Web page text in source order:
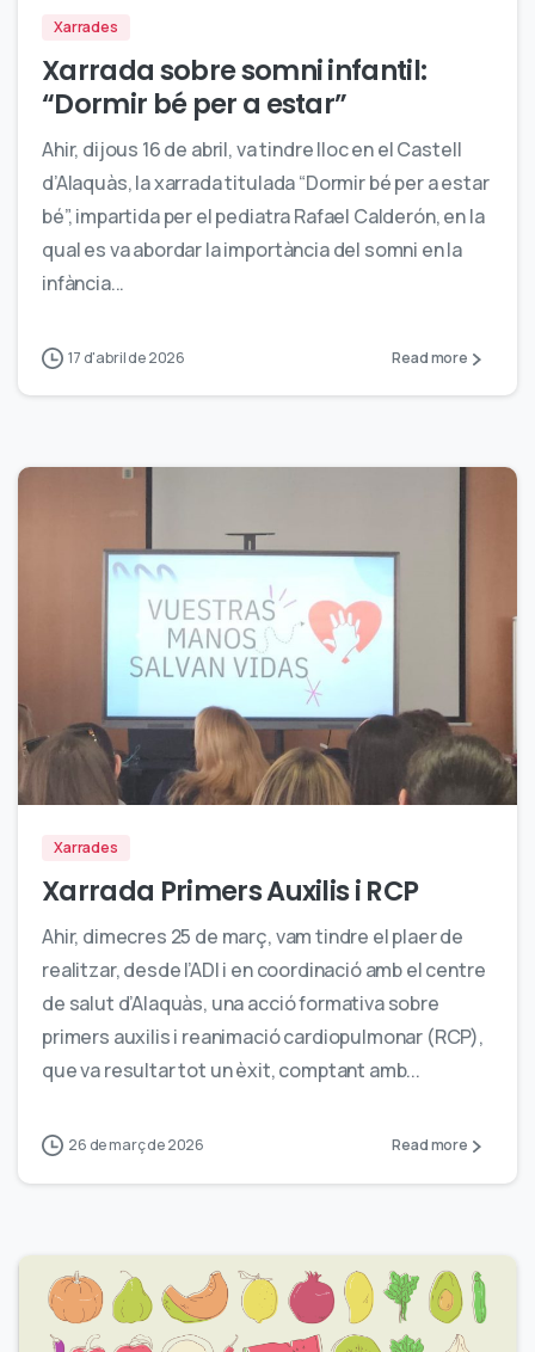
Xarrades
Xarrada sobre somni infantil:
“Dormir bé per a estar”
Ahir, dijous 16 de abril, va tindre lloc en el Castell
d’Alaquàs, la xarrada titulada “Dormir bé per a estar
bé”, impartida per el pediatra Rafael Calderón, en la
qual es va abordar la importància del somni en la
infància...
17 d'abril de 2026 Read more
0
Xarrades
Xarrada Primers Auxilis i RCP
Ahir, dimecres 25 de març, vam tindre el plaer de
realitzar, desde l’ADI i en coordinació amb el centre
de salut d’Alaquàs, una acció formativa sobre
primers auxilis i reanimació cardiopulmonar (RCP),
que va resultar tot un èxit, comptant amb...
26 de març de 2026 Read more